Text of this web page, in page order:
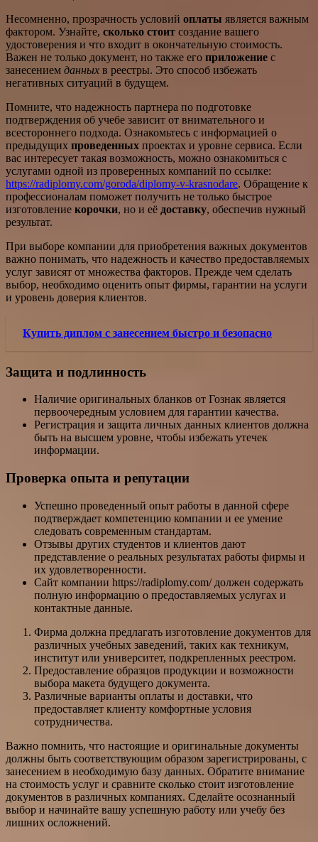
Несомненно, прозрачность условий оплаты является важным
фактором. Узнайте, сколько стоит создание вашего
удостоверения и что входит в окончательную стоимость.
Важен не только документ, но также его приложение с
занесением данных в реестры. Это способ избежать
негативных ситуаций в будущем.
Помните, что надежность партнера по подготовке
подтверждения об учебе зависит от внимательного и
всестороннего подхода. Ознакомьтесь с информацией о
предыдущих проведенных проектах и уровне сервиса. Если
вас интересует такая возможность, можно ознакомиться с
услугами одной из проверенных компаний по ссылке:
https://radiplomy.com/goroda/diplomy-v-krasnodare. Обращение к
профессионалам поможет получить не только быстрое
изготовление корочки, но и её доставку, обеспечив нужный
результат.
При выборе компании для приобретения важных документов
важно понимать, что надежность и качество предоставляемых
услуг зависят от множества факторов. Прежде чем сделать
выбор, необходимо оценить опыт фирмы, гарантии на услуги
и уровень доверия клиентов.
Купить диплом с занесением быстро и безопасно
Защита и подлинность
Наличие оригинальных бланков от Гознак является
первоочередным условием для гарантии качества.
Регистрация и защита личных данных клиентов должна
быть на высшем уровне, чтобы избежать утечек
информации.
Проверка опыта и репутации
Успешно проведенный опыт работы в данной сфере
подтверждает компетенцию компании и ее умение
следовать современным стандартам.
Отзывы других студентов и клиентов дают
представление о реальных результатах работы фирмы и
их удовлетворенности.
Сайт компании https://radiplomy.com/ должен содержать
полную информацию о предоставляемых услугах и
контактные данные.
Фирма должна предлагать изготовление документов для
различных учебных заведений, таких как техникум,
институт или университет, подкрепленных реестром.
Предоставление образцов продукции и возможности
выбора макета будущего документа.
Различные варианты оплаты и доставки, что
предоставляет клиенту комфортные условия
сотрудничества.
Важно помнить, что настоящие и оригинальные документы
должны быть соответствующим образом зарегистрированы, с
занесением в необходимую базу данных. Обратите внимание
на стоимость услуг и сравните сколько стоит изготовление
документов в различных компаниях. Сделайте осознанный
выбор и начинайте вашу успешную работу или учебу без
лишних осложнений.